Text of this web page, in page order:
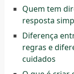
Quem tem
resposta
Diferença
regras e
cuidados